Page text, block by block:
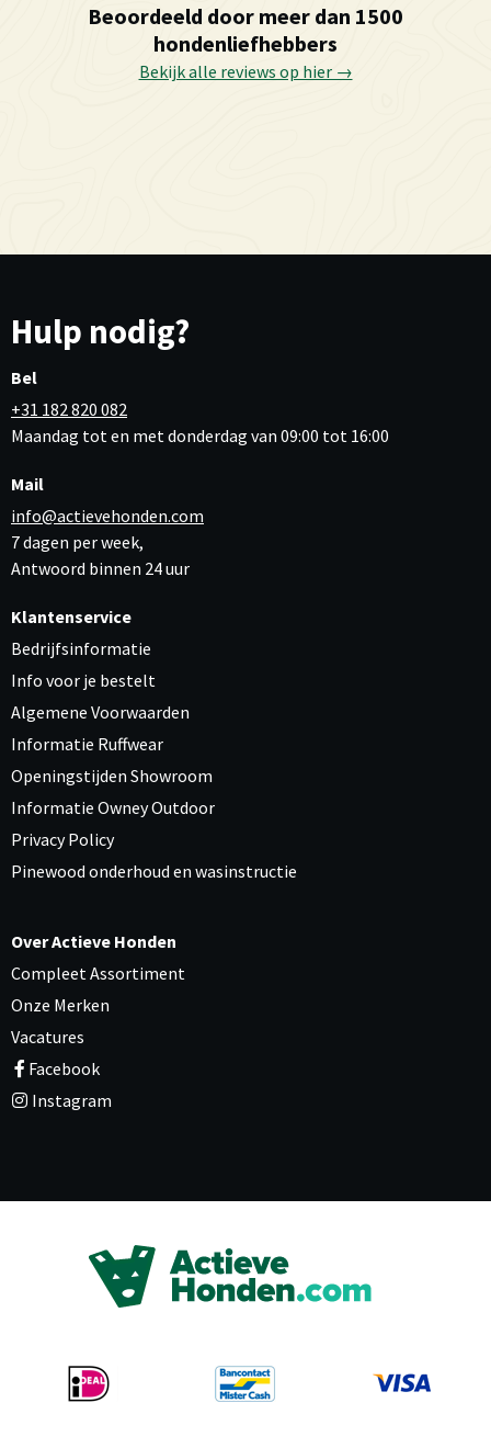
Beoordeeld door meer dan 1500
hondenliefhebbers
Bekijk alle reviews op hier →
Hulp nodig?
Bel
+31 182 820 082
Maandag tot en met donderdag van 09:00 tot 16:00
Mail
info@actievehonden.com
7 dagen per week,
Antwoord binnen 24 uur
Klantenservice
Bedrijfsinformatie
Info voor je bestelt
Algemene Voorwaarden
Informatie Ruffwear
Openingstijden Showroom
Informatie Owney Outdoor
Privacy Policy
Pinewood onderhoud en wasinstructie
Over Actieve Honden
Compleet Assortiment
Onze Merken
Vacatures
Facebook
Instagram